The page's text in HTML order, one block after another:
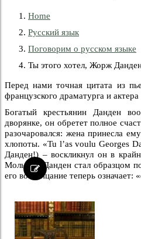
Home
Русский язык
Поговорим о русском языке
Ты этого хотел, Жорж
Перед нами точная цитата из
французского драматурга и
Богатый крестьянин Данден
дворянке, он обретет полное
разочаровался: жена принесла
хлопоты. «Tu l’as voulu Georges
Данден!) – воскликнул он в
Мольера, Данден стал образцом
его восклицание теперь означает: